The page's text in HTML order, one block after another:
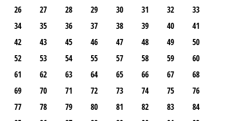
26
27 28 29 30 31 32
33
34
35 36 37 38 39 40
41
42
43 45 46 47 48 49
50
52
53 54 55 57 58 59
60
61
62 63 64 65 66 67
68
69
70 71 72 73 74 75
76
77
78 79 80 81 82 83
84